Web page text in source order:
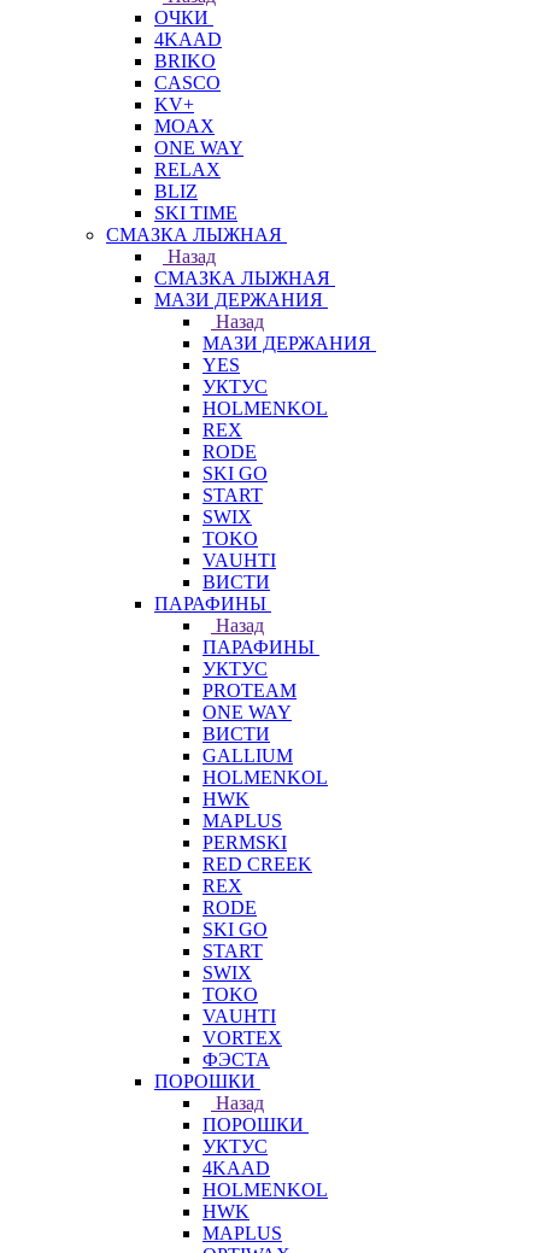
ОЧКИ
4KAAD
BRIKO
CASCO
KV+
MOAX
ONE WAY
RELAX
BLIZ
SKI TIME
СМАЗКА ЛЫЖНАЯ
Назад
СМАЗКА ЛЫЖНАЯ
МАЗИ ДЕРЖАНИЯ
Назад
МАЗИ ДЕРЖАНИЯ
YES
УКТУС
HOLMENKOL
REX
RODE
SKI GO
START
SWIX
TOKO
VAUHTI
ВИСТИ
ПАРАФИНЫ
Назад
ПАРАФИНЫ
УКТУС
PROTEAM
ONE WAY
ВИСТИ
GALLIUM
HOLMENKOL
HWK
MAPLUS
PERMSKI
RED CREEK
REX
RODE
SKI GO
START
SWIX
TOKO
VAUHTI
VORTEX
ФЭСТА
ПОРОШКИ
Назад
ПОРОШКИ
УКТУС
4KAAD
HOLMENKOL
HWK
MAPLUS